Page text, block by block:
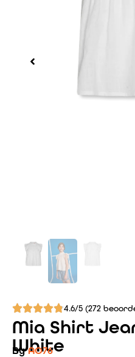
4.6/5 (272
Mia Shirt
White
ByAO76